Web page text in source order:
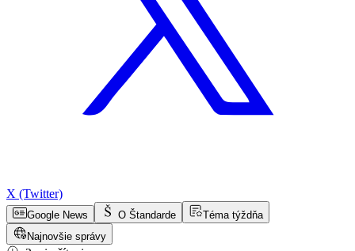
X (Twitter)
Google News O Štandarde
Téma týždňa
Najnovšie správy